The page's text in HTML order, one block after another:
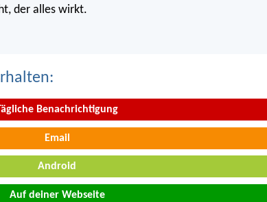
der alles wirkt.
Benachrichtigung
Email
Android
Auf deiner Webseite